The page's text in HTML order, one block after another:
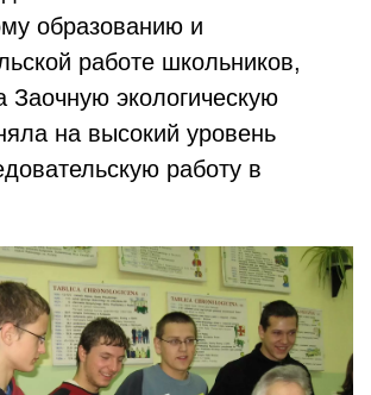
образованию и
работе школьников,
Заочную экологическую
на высокий уровень
работу в